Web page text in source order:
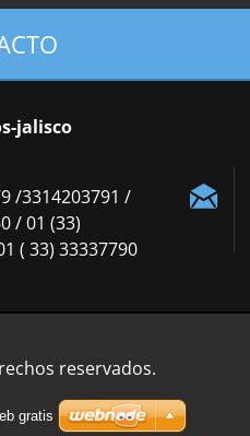
jalisco
/3314203791 /
/ 01 (33)
( 33) 33337790
reservados.
gratis